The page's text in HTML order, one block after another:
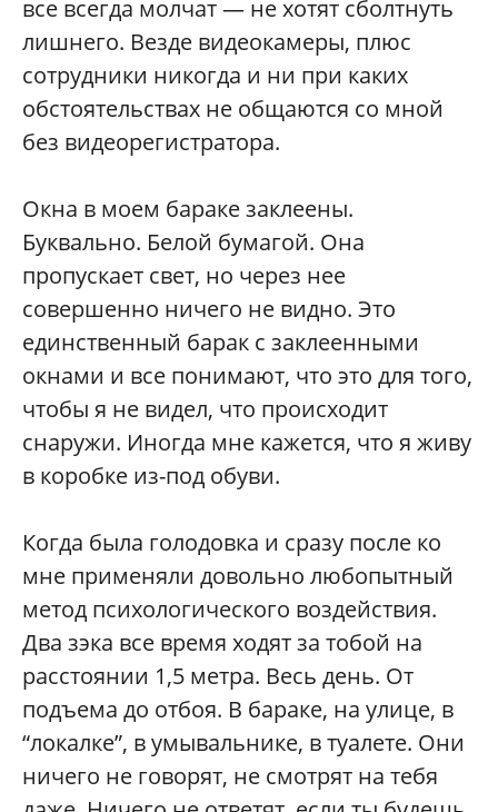
все всегда молчат — не хотят сболтнуть
лишнего. Везде видеокамеры, плюс
сотрудники никогда и ни при каких
обстоятельствах не общаются со мной
без видеорегистратора.
Окна в моем бараке заклеены.
Буквально. Белой бумагой. Она
пропускает свет, но через нее
совершенно ничего не видно. Это
единственный барак с заклеенными
окнами и все понимают, что это для того,
чтобы я не видел, что происходит
снаружи. Иногда мне кажется, что я живу
в коробке из-под обуви.
Когда была голодовка и сразу после ко
мне применяли довольно любопытный
метод психологического воздействия.
Два зэка все время ходят за тобой на
расстоянии 1,5 метра. Весь день. От
подъема до отбоя. В бараке, на улице, в
“локалке”, в умывальнике, в туалете. Они
ничего не говорят, не смотрят на тебя